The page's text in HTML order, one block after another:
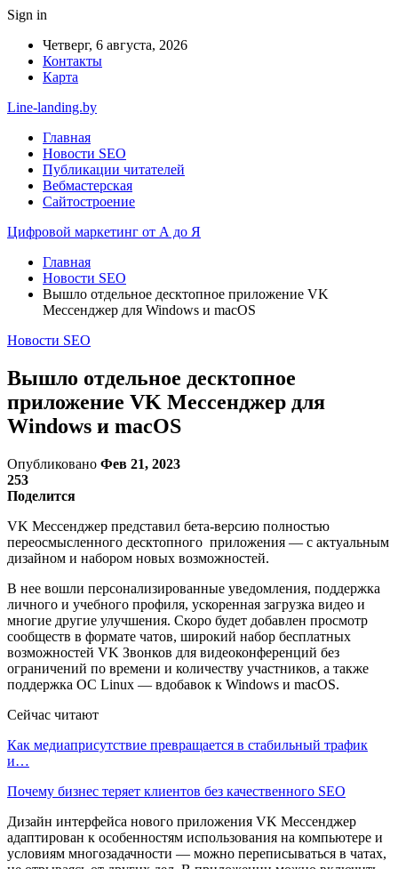
Sign in
Четверг, 6 августа, 2026
Контакты
Карта
Line-landing.by
Главная
Новости SEO
Публикации читателей
Вебмастерская
Сайтостроение
Цифровой маркетинг от А до Я
Главная
Новости SEO
Вышло отдельное десктопное приложение VK
Мессенджер для Windows и macOS
Новости SEO
Вышло отдельное десктопное
приложение VK Мессенджер для
Windows и macOS
Опубликовано Фев 21, 2023
253
Поделится
VK Мессенджер представил бета-версию полностью
переосмысленного десктопного приложения — с актуальным
дизайном и набором новых возможностей.
В нее вошли персонализированные уведомления, поддержка
личного и учебного профиля, ускоренная загрузка видео и
многие другие улучшения. Скоро будет добавлен просмотр
сообществ в формате чатов, широкий набор бесплатных
возможностей VK Звонков для видеоконференций без
ограничений по времени и количеству участников, а также
поддержка ОС Linux — вдобавок к Windows и macOS.
Сейчас читают
Как медиаприсутствие превращается в стабильный трафик
и…
Почему бизнес теряет клиентов без качественного SEO
Дизайн интерфейса нового приложения VK Мессенджер
адаптирован к особенностям использования на компьютере и
условиям многозадачности — можно переписываться в чатах,